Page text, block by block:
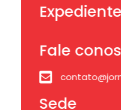
Expediente
Fale
Sede